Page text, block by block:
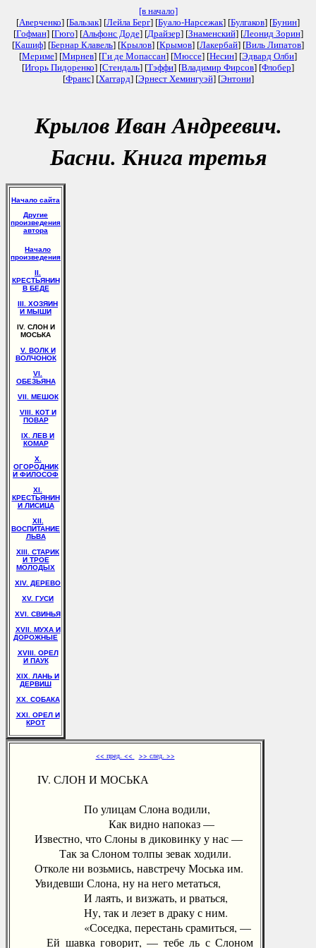
[в начало]
[Аверченко] [Бальзак] [Лейла Берг] [Буало-Нарсежак] [Булгаков] [Бунин]
[Гофман] [Гюго] [Альфонс Доде] [Драйзер] [Знаменский] [Леонид Зорин]
[Кашиф] [Бернар Клавель] [Крылов] [Крымов] [Лакербай] [Виль Липатов]
[Мериме] [Мирнев] [Ги де Мопассан] [Мюссе] [Несин] [Эдвард Олби]
[Игорь Пидоренко] [Стендаль] [Тэффи] [Владимир Фирсов] [Флобер]
[Франс] [Хаггард] [Эрнест Хемингуэй] [Энтони]
Крылов Иван Андреевич.
Басни. Книга третья
Начало сайта
Другие
произведения
автора
Начало
произведения
II.
КРЕСТЬЯНИН
В БЕДЕ
III. ХОЗЯИН
И МЫШИ
IV. СЛОН И
МОСЬКА
V. ВОЛК И
ВОЛЧОНОК
VI.
ОБЕЗЬЯНА
VII. МЕШОК
VIII. КОТ И
ПОВАР
IX. ЛЕВ И
КОМАР
X.
ОГОРОДНИК
И ФИЛОСОФ
XI.
КРЕСТЬЯНИН
И ЛИСИЦА
XII.
ВОСПИТАНИЕ
ЛЬВА
XIII. СТАРИК
И ТРОЕ
МОЛОДЫХ
XIV. ДЕРЕВО
XV. ГУСИ
XVI. СВИНЬЯ
XVII. МУХА И
ДОРОЖНЫЕ
XVIII. ОРЕЛ
И ПАУК
XIX. ЛАНЬ И
ДЕРВИШ
XX. СОБАКА
XXI. ОРЕЛ И
КРОТ
<< пред. << >> след. >>
IV. СЛОН И МОСЬКА
По улицам Слона водили,
Как видно напоказ —
Известно, что Слоны в диковинку у нас —
Так за Слоном толпы зевак ходили.
Отколе ни возьмись, навстречу Моська им.
Увидевши Слона, ну на него метаться,
И лаять, и визжать, и рваться,
Ну, так и лезет в драку с ним.
«Соседка, перестань срамиться, —
Ей шавка говорит, — тебе ль с Слоном